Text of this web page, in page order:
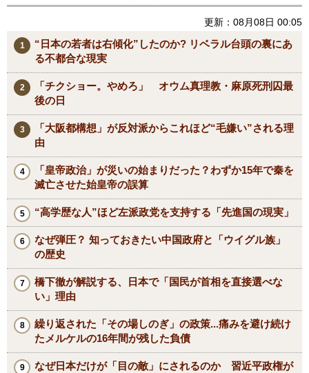
更新：08月08日 00:05
“日本の若者は右傾化”したのか? リベラル台頭の裏にあ
る不都合な現実
「チクショー。やめろ」 オウム真理教・麻原死刑囚最
後の日
「大阪都構想」が反対派からこれほど“毛嫌い”される理
由
「皇帝政治」が災いの始まりだった？わずか15年で秦を
滅亡させた始皇帝の誤算
“高学歴な人”ほど左派政党を支持する「先進国の現実」
なぜ弾圧？ 知っておきたい中国政府と「ウイグル族」
の歴史
橋下徹が解説する、日本で「国民が首相を直接選べな
い」理由
繰り返された「その場しのぎ」の政策...痛みを避け続け
たメルケルの16年間が残した負債
なぜ日本だけが「目の敵」にされるのか 習近平政権が